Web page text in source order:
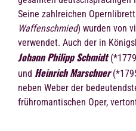
Seine zahlreichen
Waffenschmied) wurden von
verwendet. Auch der in
Johann Philipp Schmidt
und Heinrich Marschner
neben Weber der
frühromantischen Oper,